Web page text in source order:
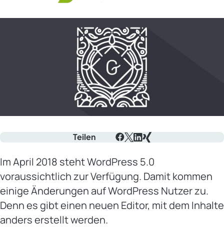
Teilen
Im April 2018 steht WordPress 5.0
voraussichtlich zur Verfügung. Damit kommen
einige Änderungen auf WordPress Nutzer zu.
Denn es gibt einen neuen Editor, mit dem Inhalte
anders erstellt werden.